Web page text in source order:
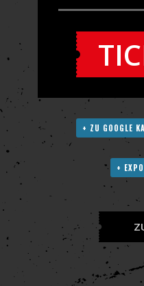
+ ZU GOOGLE
+